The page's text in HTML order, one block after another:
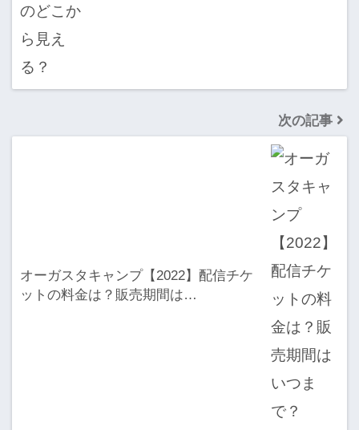
次の記事
オーガスタキャンプ【2022】配信チケ
ットの料金は？販売期間は…